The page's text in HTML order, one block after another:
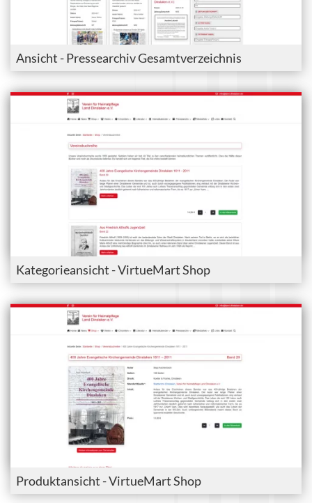
Ansicht - Pressearchiv Gesamtverzeichnis
Kategorieansicht - VirtueMart Shop
Produktansicht - VirtueMart Shop